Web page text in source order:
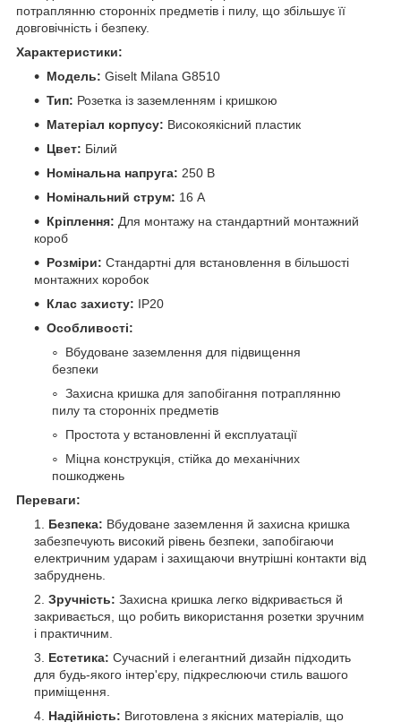
потраплянню сторонніх предметів і пилу, що збільшує її
довговічність і безпеку.
Характеристики:
Модель: Giselt Milana G8510
Тип: Розетка із заземленням і кришкою
Матеріал корпусу: Високоякісний пластик
Цвет: Білий
Номінальна напруга: 250 В
Номінальний струм: 16 А
Кріплення: Для монтажу на стандартний монтажний
короб
Розміри: Стандартні для встановлення в більшості
монтажних коробок
Клас захисту: IP20
Особливості:
Вбудоване заземлення для підвищення
безпеки
Захисна кришка для запобігання потраплянню
пилу та сторонніх предметів
Простота у встановленні й експлуатації
Міцна конструкція, стійка до механічних
пошкоджень
Переваги:
Безпека: Вбудоване заземлення й захисна кришка
забезпечують високий рівень безпеки, запобігаючи
електричним ударам і захищаючи внутрішні контакти від
забруднень.
Зручність: Захисна кришка легко відкривається й
закривається, що робить використання розетки зручним
і практичним.
Естетика: Сучасний і елегантний дизайн підходить
для будь-якого інтер'єру, підкреслюючи стиль вашого
приміщення.
Надійність: Виготовлена з якісних матеріалів, що